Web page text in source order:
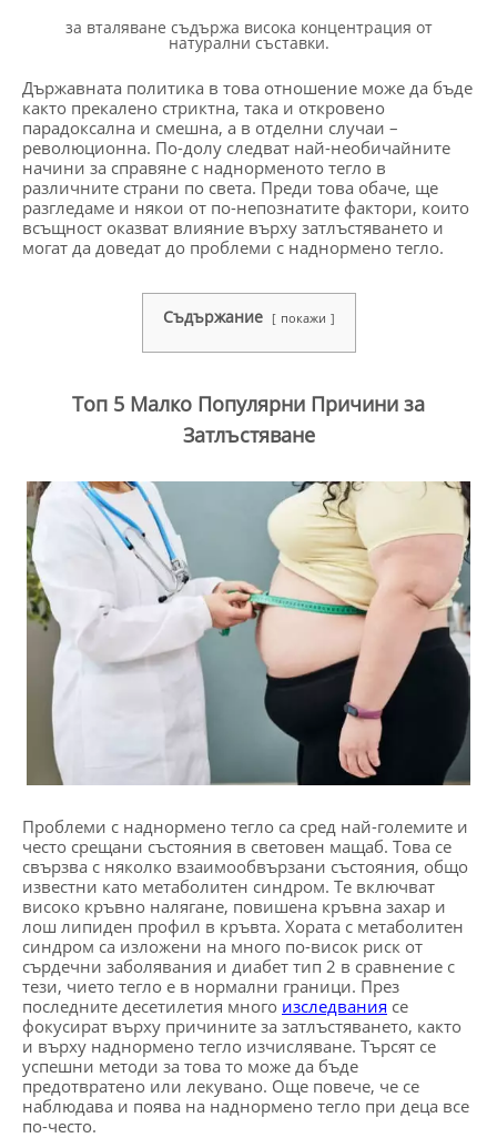
за вталяване съдържа висока концентрация от
натурални съставки.
Държавната политика в това отношение може да бъде
както прекалено стриктна, така и откровено
парадоксална и смешна, а в отделни случаи –
революционна. По-долу следват най-необичайните
начини за справяне с наднорменото тегло в
различните страни по света. Преди това обаче, ще
разгледаме и някои от по-непознатите фактори, които
всъщност оказват влияние върху затлъстяването и
могат да доведат до проблеми с наднормено тегло.
Съдържание покажи
Топ 5 Малко Популярни Причини за
Затлъстяване
Проблеми с наднормено тегло са сред най-големите и
често срещани състояния в световен мащаб. Това се
свързва с няколко взаимообвързани състояния, общо
известни като метаболитен синдром. Те включват
високо кръвно налягане, повишена кръвна захар и
лош липиден профил в кръвта. Хората с метаболитен
синдром са изложени на много по-висок риск от
сърдечни заболявания и диабет тип 2 в сравнение с
тези, чието тегло е в нормални граници. През
последните десетилетия много изследвания се
фокусират върху причините за затлъстяването, както
и върху наднормено тегло изчисляване. Търсят се
успешни методи за това то може да бъде
предотвратено или лекувано. Още повече, че се
наблюдава и поява на наднормено тегло при деца все
по-често.